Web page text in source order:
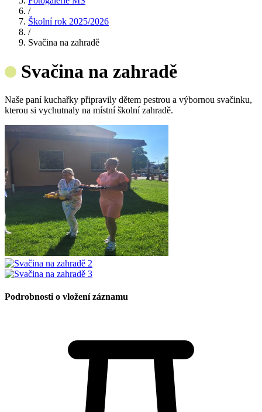
/
Školní rok 2025/2026
/
Svačina na zahradě
Svačina na zahradě
Naše paní kuchařky připravily dětem pestrou a výbornou svačinku,
kterou si vychutnaly na místní školní zahradě.
Podrobnosti o vložení záznamu